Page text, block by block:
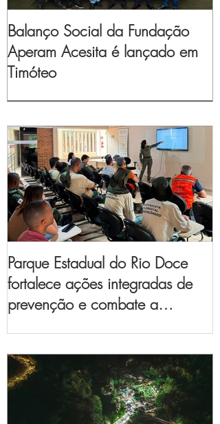
Balanço Social da Fundação
Aperam Acesita é lançado em
Timóteo
Parque Estadual do Rio Doce
fortalece ações integradas de
prevenção e combate a